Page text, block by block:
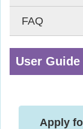
FAQ
User Guide
Apply